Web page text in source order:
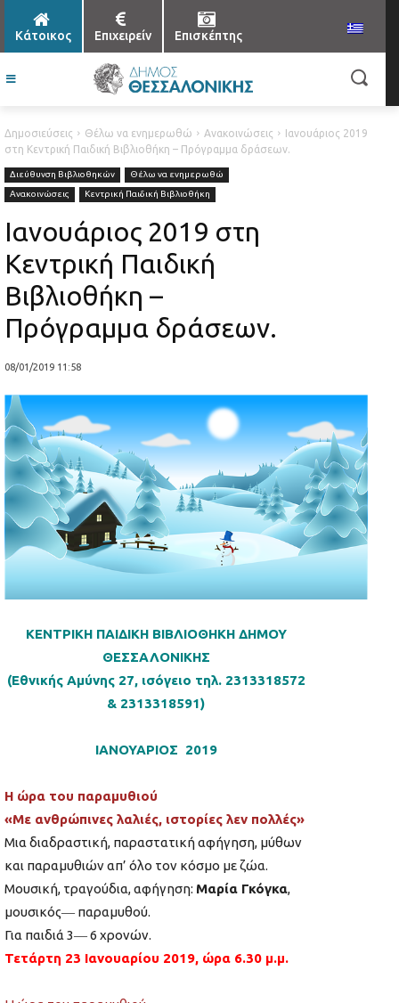
Κάτοικος Επιχειρείν Επισκέπτης
Δημοσιεύσεις Θέλω να ενημερωθώ Ανακοινώσεις
Ιανουάριος 2019
στη Κεντρική Παιδική Βιβλιοθήκη – Πρόγραμμα δράσεων.
Διεύθυνση Βιβλιοθηκών
Θέλω να ενημερωθώ
Ανακοινώσεις
Κεντρική Παιδική Βιβλιοθήκη
Ιανουάριος 2019 στη
Κεντρική Παιδική
Βιβλιοθήκη –
Πρόγραμμα δράσεων.
08/01/2019 11:58
ΚΕΝΤΡΙΚΗ ΠΑΙΔΙΚΗ ΒΙΒΛΙΟΘΗΚΗ ΔΗΜΟΥ
ΘΕΣΣΑΛΟΝΙΚΗΣ
(Εθνικής Αμύνης 27, ισόγειο τηλ. 2313318572
& 2313318591)
ΙΑΝΟΥΑΡΙΟΣ 2019
Η ώρα του παραμυθιού
«Με ανθρώπινες λαλιές, ιστορίες λεν πολλές»
Μια διαδραστική, παραστατική αφήγηση, μύθων
και παραμυθιών απ’ όλο τον κόσμο με ζώα.
Μουσική, τραγούδια, αφήγηση: Μαρία Γκόγκα,
μουσικός― παραμυθού.
Για παιδιά 3― 6 χρονών.
Τετάρτη 23 Ιανουαρίου 2019, ώρα 6.30 μ.μ.